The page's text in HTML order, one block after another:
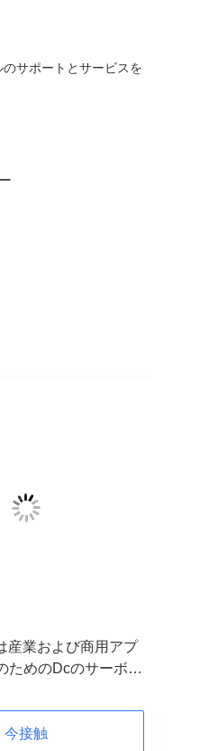
サポートとサービスを
産業および商用アプ
ためのDcのサーボ
今接触